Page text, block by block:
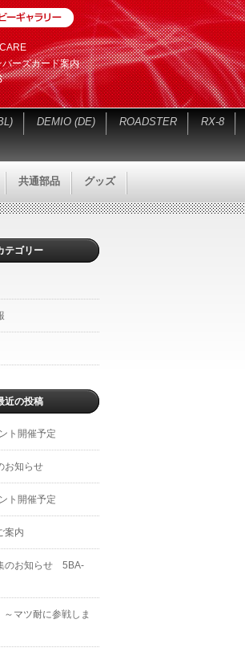
バーズカード案内
DEMIO (DE) ROADSTER RX-8
共通部品 グッズ
テゴリー
近の投稿
ト開催予定
お知らせ
ト開催予定
案内
のお知らせ 5BA-
マツ耐に参戦しま